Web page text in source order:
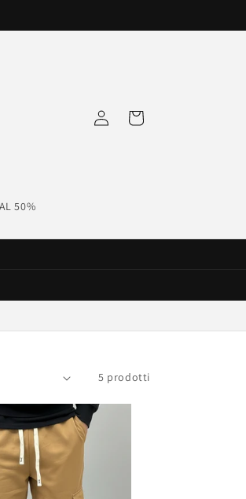
50%
Accedi Carrello
5 prodotti